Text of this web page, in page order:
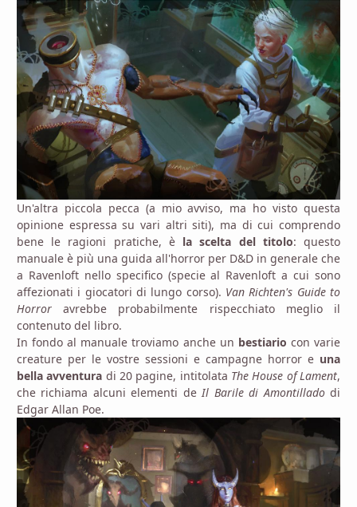
Un'altra piccola pecca (a mio avviso, ma ho visto questa
opinione espressa su vari altri siti), ma di cui comprendo
bene le ragioni pratiche, è la scelta del titolo: questo
manuale è più una guida all'horror per D&D in generale che
a Ravenloft nello specifico (specie al Ravenloft a cui sono
affezionati i giocatori di lungo corso). Van Richten's Guide to
Horror avrebbe probabilmente rispecchiato meglio il
contenuto del libro.
In fondo al manuale troviamo anche un bestiario con varie
creature per le vostre sessioni e campagne horror e una
bella avventura di 20 pagine, intitolata The House of Lament,
che richiama alcuni elementi deIl Barile di Amontilladodi
Edgar Allan Poe.